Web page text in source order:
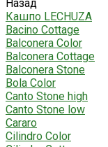
Назад
Кашпо LECHUZA
Bacino Cottage
Balconera Color
Balconera Cottage
Balconera Stone
Bola Color
Canto Stone high
Canto Stone low
Cararo
Cilindro Color